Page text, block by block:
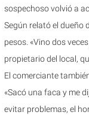
sospechoso volvió a
Según relató el dueño
pesos. «Vino dos
propietario del local,
El comerciante
«Sacó una faca y me
evitar problemas, el